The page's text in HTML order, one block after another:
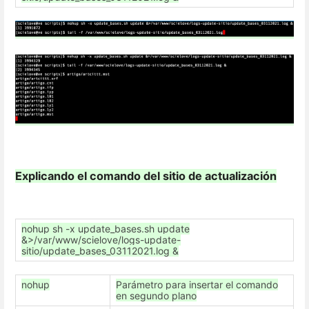
Explicando el comando del sitio de actualización
nohup sh -x update_bases.sh update
&>/var/www/scielove/logs-update-
sitio/update_bases_03112021.log &
nohup
Parámetro para insertar el comando
en segundo plano